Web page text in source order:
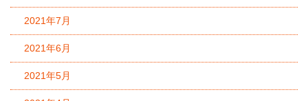
2021年7月
2021年6月
2021年5月